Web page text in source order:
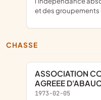
et des
CHASSE
ASSOCIATION COMMUNALE DE CHASSE
AGREEE
1973-02-05